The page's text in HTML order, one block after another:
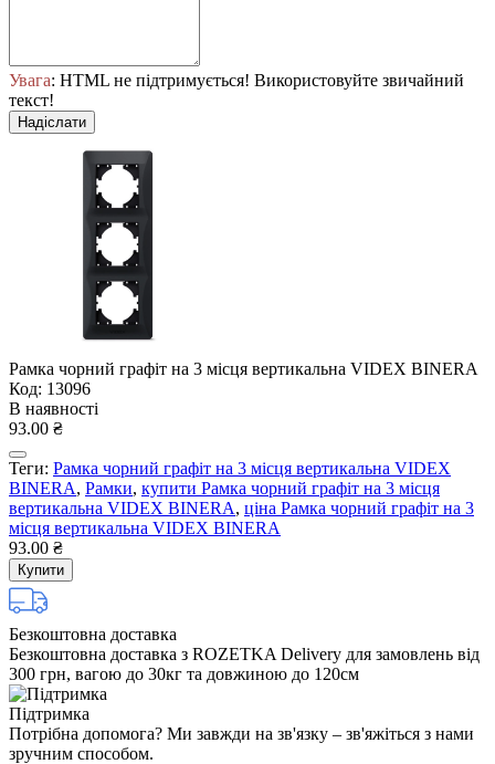
Увага: HTML не підтримується! Використовуйте звичайний
текст!
Надіслати
Рамка чорний графіт на 3 місця вертикальна VIDEX BINERA
Код: 13096
В наявності
93.00 ₴
Теги: Рамка чорний графіт на 3 місця вертикальна VIDEX
BINERA, Рамки, купити Рамка чорний графіт на 3 місця
вертикальна VIDEX BINERA, ціна Рамка чорний графіт на 3
місця вертикальна VIDEX BINERA
93.00 ₴
Купити
Безкоштовна доставка
Безкоштовна доставка з ROZETKA Delivery для замовлень від
300 грн, вагою до 30кг та довжиною до 120см
Підтримка
Потрібна допомога? Ми завжди на зв'язку – зв'яжіться з нами
зручним способом.